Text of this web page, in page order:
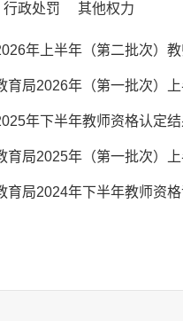
行政处罚 其他权力
年上半年（第二批次）
育局2026年（第一批次）
年下半年教师资格认定
育局2025年（第一批次）
育局2024年下半年教师资